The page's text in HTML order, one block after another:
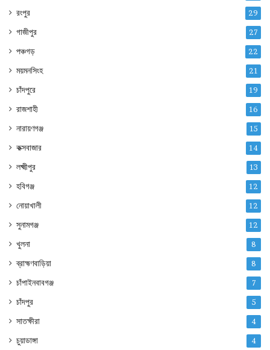
রংপুর 29
গাজীপুর 27
পঞ্চগড় 22
ময়মনসিংহ 21
চাঁদপুরে 19
রাজশাহী 16
নারায়ণগঞ্জ 15
কক্সবাজার 14
লক্ষ্মীপুর 13
হবিগঞ্জ 12
নোয়াখালী 12
সুনামগঞ্জ 12
খুলনা 8
ব্রাহ্মণবাড়িয়া 8
চাঁপাইনবাবগঞ্জ 7
চাঁদপুর 5
সাতক্ষীরা 4
চুয়াডাঙ্গা 4